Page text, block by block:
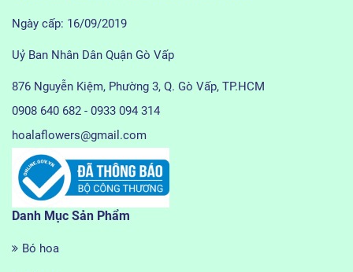
Ngày cấp: 16/09/2019
Uỷ Ban Nhân Dân Quận Gò Vấp
876 Nguyễn Kiệm, Phường 3, Q. Gò Vấp, TP.HCM
0908 640 682 - 0933 094 314
hoalaflowers@gmail.com
Danh Mục Sản Phẩm
Bó hoa